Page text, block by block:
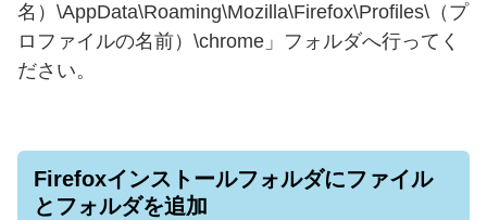
名）\AppData\Roaming\Mozilla\Firefox\Profiles\（プ
ロファイルの名前）\chrome」フォルダへ行ってく
ださい。
Firefoxインストールフォルダにファイル
とフォルダを追加